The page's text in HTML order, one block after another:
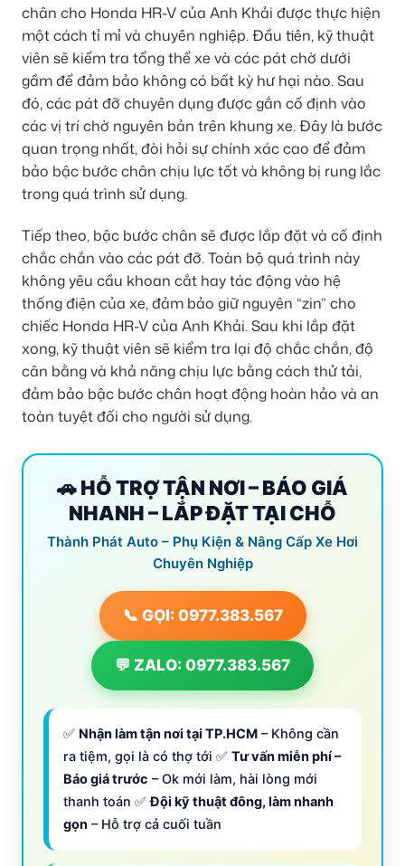
chân cho Honda HR-V của Anh Khải được thực hiện
một cách tỉ mỉ và chuyên nghiệp. Đầu tiên, kỹ thuật
viên sẽ kiểm tra tổng thể xe và các pát chờ dưới
gầm để đảm bảo không có bất kỳ hư hại nào. Sau
đó, các pát đỡ chuyên dụng được gắn cố định vào
các vị trí chờ nguyên bản trên khung xe. Đây là bước
quan trọng nhất, đòi hỏi sự chính xác cao để đảm
bảo bậc bước chân chịu lực tốt và không bị rung lắc
trong quá trình sử dụng.
Tiếp theo, bậc bước chân sẽ được lắp đặt và cố định
chắc chắn vào các pát đỡ. Toàn bộ quá trình này
không yêu cầu khoan cắt hay tác động vào hệ
thống điện của xe, đảm bảo giữ nguyên “zin” cho
chiếc Honda HR-V của Anh Khải. Sau khi lắp đặt
xong, kỹ thuật viên sẽ kiểm tra lại độ chắc chắn, độ
cân bằng và khả năng chịu lực bằng cách thử tải,
đảm bảo bậc bước chân hoạt động hoàn hảo và an
toàn tuyệt đối cho người sử dụng.
🚗 HỖ TRỢ TẬN NƠI – BÁO GIÁ
NHANH – LẮP ĐẶT TẠI CHỖ
Thành Phát Auto – Phụ Kiện & Nâng Cấp Xe Hơi
Chuyên Nghiệp
📞 GỌI: 0977.383.567
💬 ZALO: 0977.383.567
✅ Nhận làm tận nơi tại TP.HCM – Không cần
ra tiệm, gọi là có thợ tới ✅ Tư vấn miễn phí –
Báo giá trước – Ok mới làm, hài lòng mới
thanh toán ✅Đội kỹ thuật đông, làm nhanh
gọn – Hỗ trợ cả cuối tuần